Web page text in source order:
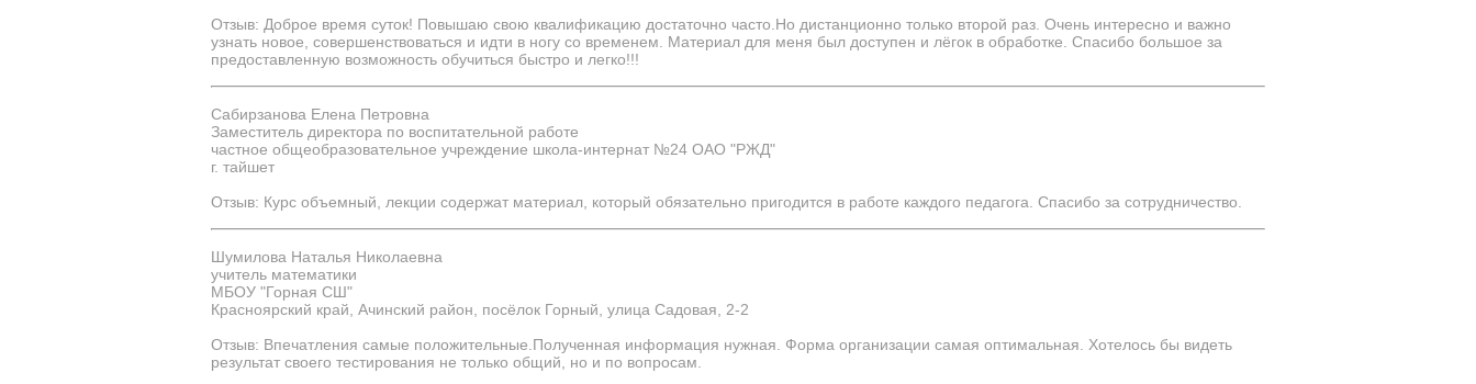
Отзыв: Доброе время суток! Повышаю свою квалификацию достаточно часто.Но дистанционно только второй раз. Очень интересно и важно
узнать новое, совершенствоваться и идти в ногу со временем. Материал для меня был доступен и лёгок в обработке. Спасибо большое за
предоставленную возможность обучиться быстро и легко!!!
Сабирзанова Елена Петровна
Заместитель директора по воспитательной работе
частное общеобразовательное учреждение школа-интернат №24 ОАО "РЖД"
г. тайшет
Отзыв: Курс объемный, лекции содержат материал, который обязательно пригодится в работе каждого педагога. Спасибо за сотрудничество.
Шумилова Наталья Николаевна
учитель математики
МБОУ "Горная СШ"
Красноярский край, Ачинский район, посёлок Горный, улица Садовая, 2-2
Отзыв: Впечатления самые положительные.Полученная информация нужная. Форма организации самая оптимальная. Хотелось бы видеть
результат своего тестирования не только общий, но и по вопросам.